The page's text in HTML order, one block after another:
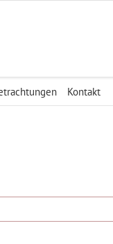
Kontakt